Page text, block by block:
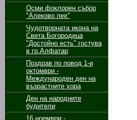
Осми фоклорен събор
"Алеково пее"
Чудотворната икона на
Света Богородица
"Достойно есть" гостува
в гр.Алфатар
Поздрав по повод 1-и
октомври -
Международен ден на
възрастните хора
Ден на народните
будители
16 ноември -